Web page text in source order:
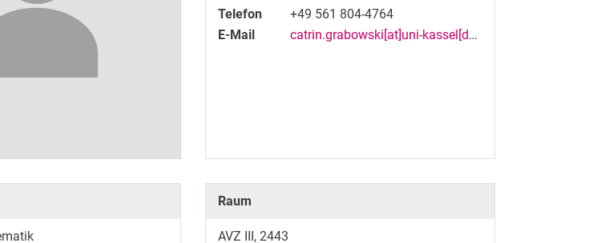
Telefon
+49 561 804-4764
E-Mail
catrin.grabowski[at]uni-kassel[dot]de
Raum
AVZ III, 2443